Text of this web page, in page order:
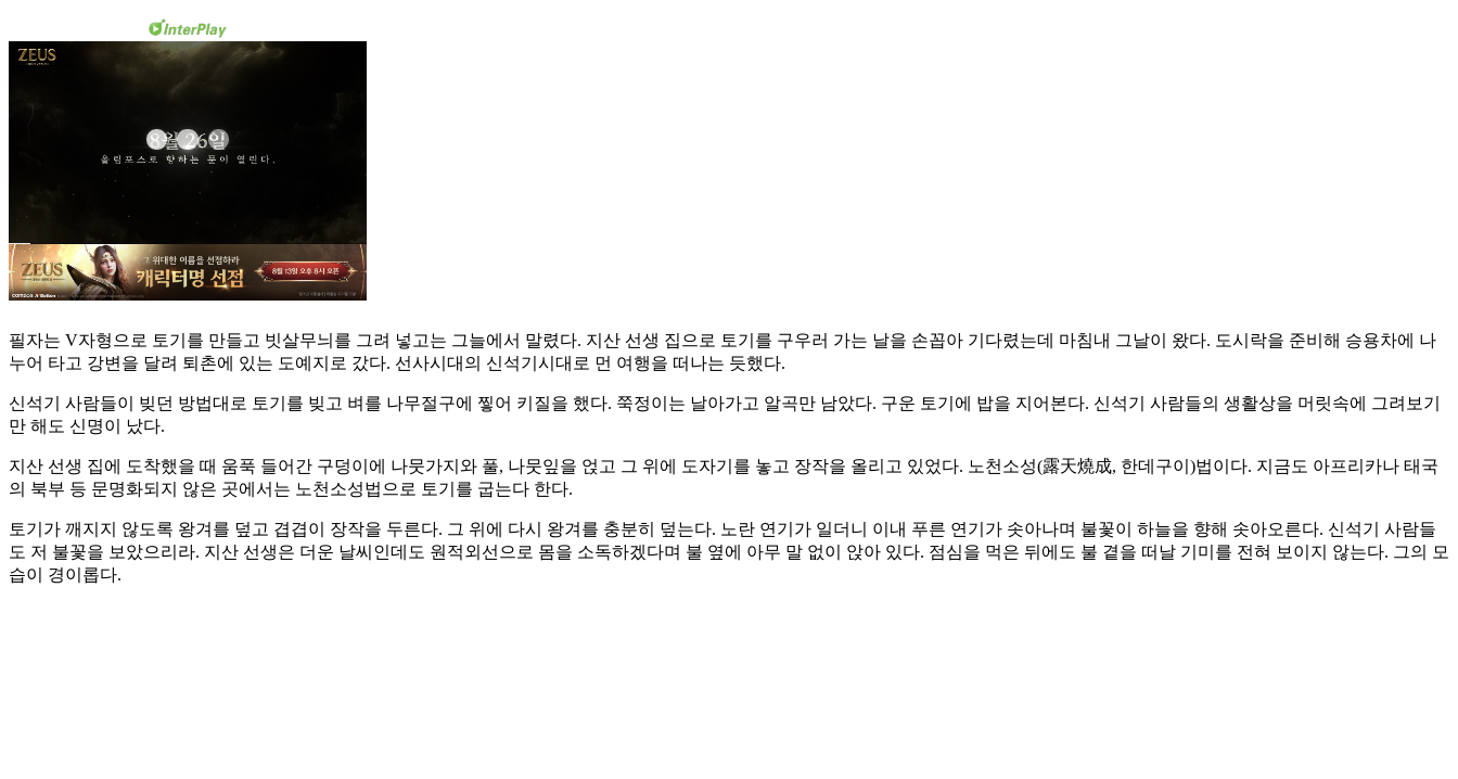
필자는 V자형으로 토기를 만들고 빗살무늬를 그려 넣고는 그늘에서 말렸다. 지산 선생 집으로 토기를 구우러 가는 날을 손꼽아 기다렸는데 마침내 그날이 왔다. 도시락을 준비해 승용차에 나
누어 타고 강변을 달려 퇴촌에 있는 도예지로 갔다. 선사시대의 신석기시대로 먼 여행을 떠나는 듯했다.
신석기 사람들이 빚던 방법대로 토기를 빚고 벼를 나무절구에 찧어 키질을 했다. 쭉정이는 날아가고 알곡만 남았다. 구운 토기에 밥을 지어본다. 신석기 사람들의 생활상을 머릿속에 그려보기
만 해도 신명이 났다.
지산 선생 집에 도착했을 때 움푹 들어간 구덩이에 나뭇가지와 풀, 나뭇잎을 얹고 그 위에 도자기를 놓고 장작을 올리고 있었다. 노천소성(露天燒成, 한데구이)법이다. 지금도 아프리카나 태국
의 북부 등 문명화되지 않은 곳에서는 노천소성법으로 토기를 굽는다 한다.
토기가 깨지지 않도록 왕겨를 덮고 겹겹이 장작을 두른다. 그 위에 다시 왕겨를 충분히 덮는다. 노란 연기가 일더니 이내 푸른 연기가 솟아나며 불꽃이 하늘을 향해 솟아오른다. 신석기 사람들
도 저 불꽃을 보았으리라. 지산 선생은 더운 날씨인데도 원적외선으로 몸을 소독하겠다며 불 옆에 아무 말 없이 앉아 있다. 점심을 먹은 뒤에도 불 곁을 떠날 기미를 전혀 보이지 않는다. 그의 모
습이 경이롭다.